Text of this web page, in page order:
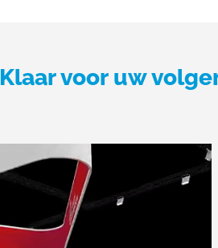
Klaar voor uw